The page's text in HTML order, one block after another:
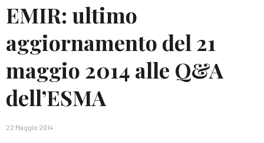
EMIR: ultimo
aggiornamento del 21
maggio 2014 alle Q&A
dell’ESMA
22 Maggio 2014